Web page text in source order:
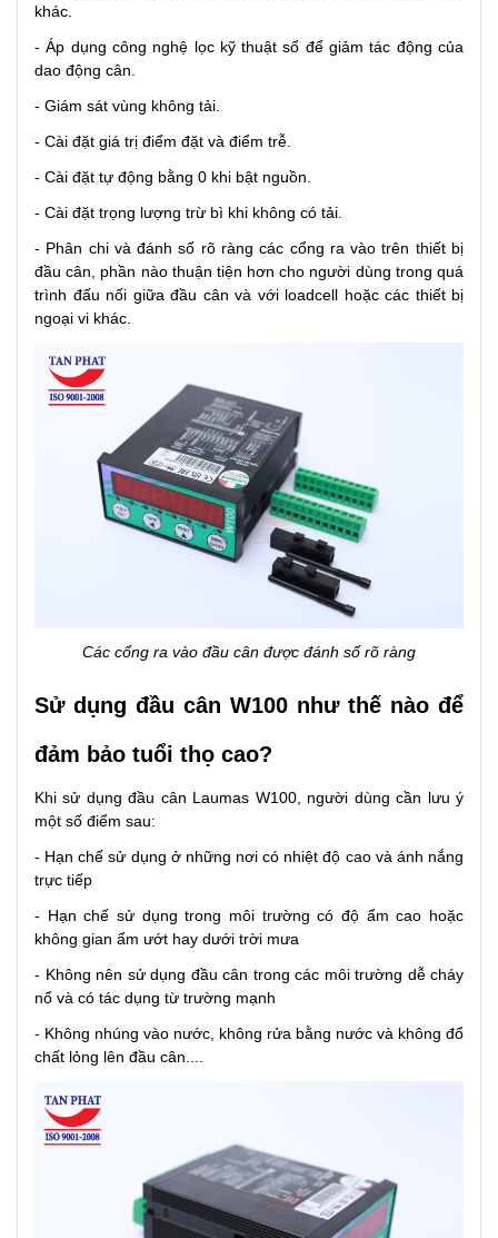
khác.
- Áp dụng công nghệ lọc kỹ thuật số để giảm tác động của
dao động cân.
- Giám sát vùng không tải.
- Cài đặt giá trị điểm đặt và điểm trễ.
- Cài đặt tự động bằng 0 khi bật nguồn.
- Cài đặt trọng lượng trừ bì khi không có tải.
- Phân chi và đánh số rõ ràng các cổng ra vào trên thiết bị
đầu cân, phần nào thuận tiện hơn cho người dùng trong quá
trình đấu nối giữa đầu cân và với loadcell hoặc các thiết bị
ngoại vi khác.
Các cổng ra vào đầu cân được đánh số rõ ràng
Sử dụng đầu cân W100 như thế nào để
đảm bảo tuổi thọ cao?
Khi sử dụng đầu cân Laumas W100, người dùng cần lưu ý
một số điểm sau:
- Hạn chế sử dụng ở những nơi có nhiệt độ cao và ánh nắng
trực tiếp
- Hạn chế sử dụng trong môi trường có độ ẩm cao hoặc
không gian ẩm ướt hay dưới trời mưa
- Không nên sử dụng đầu cân trong các môi trường dễ cháy
nổ và có tác dụng từ trường mạnh
- Không nhúng vào nước, không rửa bằng nước và không đổ
chất lỏng lên đầu cân....